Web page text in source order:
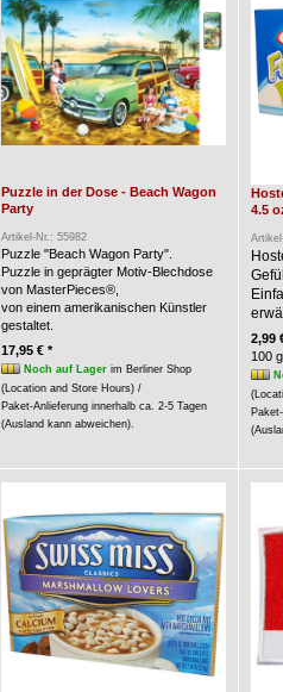
Puzzle in der Dose - Beach Wagon
Party
Artikel-Nr.: 55982
Puzzle "Beach Wagon Party".
Puzzle in geprägter Motiv-Blechdose
von MasterPieces®,
von einem amerikanischen Künstler
gestaltet.
17,95 € *
Noch auf Lagerim Berliner Shop
(Location and Store Hours) /
Paket-Anlieferung innerhalb ca. 2-5 Tagen
(Ausland kann abweichen).
4.5
2,99
100